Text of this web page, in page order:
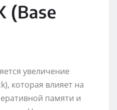
(Base
увеличение
которая влияет на
памяти и